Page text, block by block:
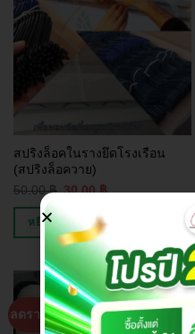
สปริงล็อคในรางยึดโรงเรือน
(สปริงล็อควาย)
50.00฿ 30.00฿
หยิบใส่ตะกร้า
ลดราคา!